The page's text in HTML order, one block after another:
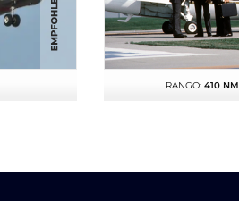
RANGO: 410 NM